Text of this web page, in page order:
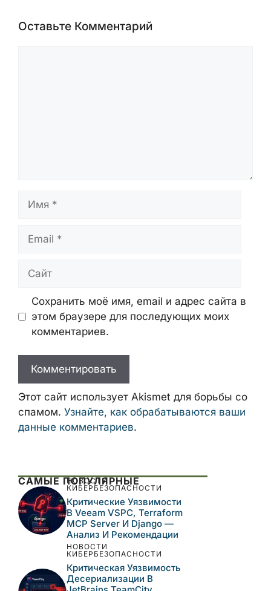
проверяются перед публикацией и
Email
Сайт
Сохранить моё имя, email и адрес сайта
в этом браузере для последующих моих
комментариев.
Этот сайт использует Akismet для борьбы
со спамом.Узнайте, как обрабатываются
ваши данные комментариев .
САМЫЕ ПОПУЛЯРНЫЕ
НОВОСТИ
КИБЕРБЕЗОПАСНОСТИ